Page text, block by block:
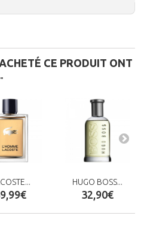
CE PRODUIT ONT
HUGO BOSS...
32,90€